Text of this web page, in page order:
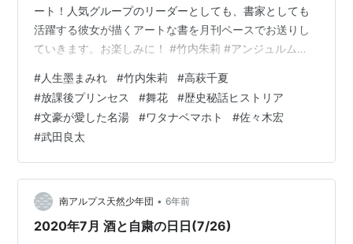
ート！人気グループのリーダーとしても、書家としても
活躍する彼女が描くアートな書を月刊ペースでお送りし
ていきます。お楽しみに！ #竹内朱莉 #アンジュルム
pic.twitter.com/qyHOunNyYo— S Cawaii!編集部
(@mag_scawaii) February 24, 2021 Scawaii!! 竹内朱莉
連載「人生墨まみれ」衣装スタイリングで参加させてい
ただきました。連載おめでと👏🏻🍵ぜひチェックしてく
ださいね！ htt…
#人生墨まみれ #竹内朱莉 #高萩千夏
#放課後プリンセス #舞花 #歴史秘話ヒストリア
#文豪が愛した名湯 #ワタナベマホト #佐々木宏
#武田良太
南アルプス天然少年団 • 6年前
2020年7月 酒と自粛の日日(7/26)